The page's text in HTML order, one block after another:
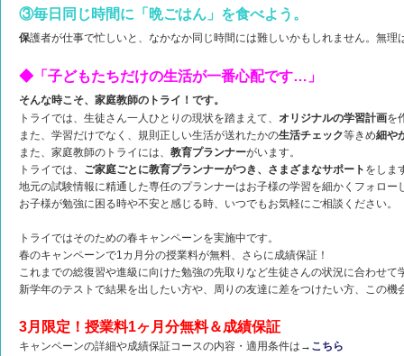
③毎日同じ時間に「晩ごはん」を食べよう。
保護者が仕事で忙しいと、なかなか同じ時間には難しいかもしれません。無理
◆「子どもたちだけの生活が一番心配です…」
そんな時こそ、家庭教師のトライ！です。
トライでは、生徒さん一人ひとりの現状を踏まえて、 オリジナルの学習計画を
また、学習だけでなく、規則正しい生活が送れたかの生活チェック等きめ細や
また、家庭教師のトライには、 教育プランナーがいます。
トライでは、 ご家庭ごとに教育プランナーがつき、さまざまなサポート をしま
地元の試験情報に精通した専任のプランナーはお子様の学習を細かくフォロー
お子様が勉強に困る時や不安と感じる時、いつでもお気軽にご相談ください。
トライではそのための春キャンペーンを実施中です。
春のキャンペーンで1カ月分の授業料が無料、さらに成績保証！
これまでの総復習や進級に向けた勉強の先取りなど生徒さんの状況に合わせて
新学年のテストで結果を出したい方や、周りの友達に差をつけたい方、この機
3月限定！授業料1ヶ月分無料＆成績保証
キャンペーンの詳細や成績保証コースの内容・適用条件は→ こちら